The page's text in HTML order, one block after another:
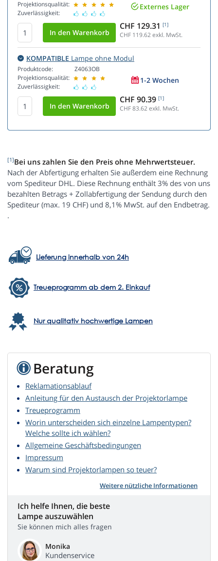
Projektionsqualität:
Zuverlässigkeit:
Externes Lager
CHF 129.31 [1]
CHF 119.62exkl. MwSt.
KOMPATIBLE Lampe ohne Modul
Produktcode:
Projektionsqualität:
Zuverlässigkeit:
Z4063OB
1-2 Wochen
CHF 90.39 [1]
CHF 83.62exkl. MwSt.
[1]Bei uns zahlen Sie den Preis ohne Mehrwertsteuer.
Nach der Abfertigung erhalten Sie außerdem eine Rechnung
vom Spediteur DHL. Diese Rechnung enthält 3% des von uns
bezahlten Betrags + Zollabfertigung der Sendung durch den
Spediteur (max. 19 CHF) und 8,1% MwSt. auf den Endbetrag.
.
Lieferung innerhalb von 24h
Treueprogramm ab dem 2. Einkauf
Nur qualitativ hochwertige Lampen
Beratung
Reklamationsablauf
Anleitung für den Austausch der Projektorlampe
Treueprogramm
Worin unterscheiden sich einzelne Lampentypen?
Welche sollte ich wählen?
Allgemeine Geschäftsbedingungen
Impressum
Warum sind Projektorlampen so teuer?
Weitere nützliche Informationen
Ich helfe Ihnen, die beste
Lampe auszuwählen
Sie können mich alles fragen
Monika
Kundenservice